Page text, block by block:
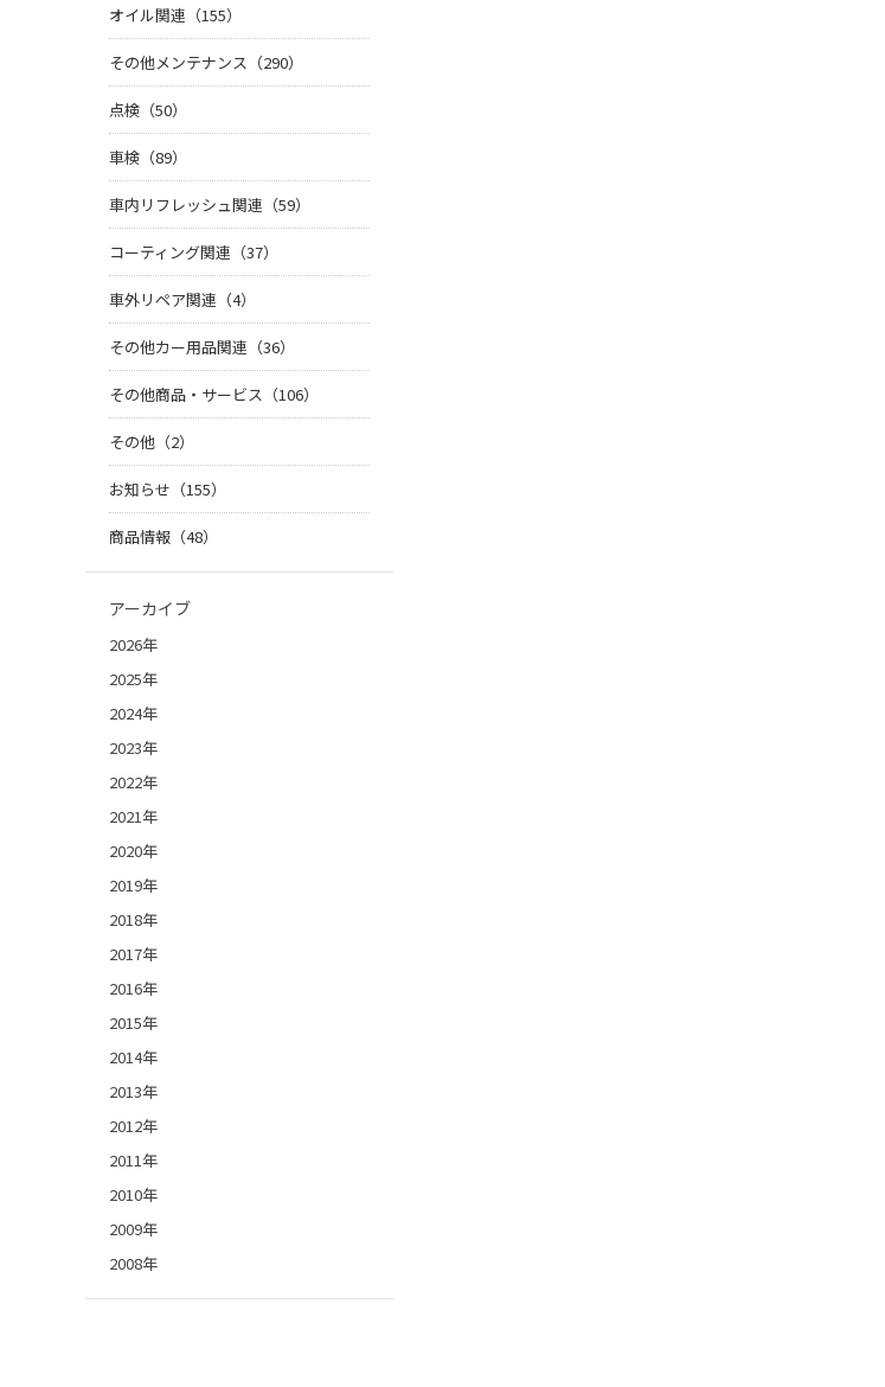
オイル関連（155）
その他メンテナンス（290）
点検（50）
車検（89）
車内リフレッシュ関連（59）
コーティング関連（37）
車外リペア関連（4）
その他カー用品関連（36）
その他商品・サービス（106）
その他（2）
お知らせ（155）
商品情報（48）
アーカイブ
2026年
2025年
2024年
2023年
2022年
2021年
2020年
2019年
2018年
2017年
2016年
2015年
2014年
2013年
2012年
2011年
2010年
2009年
2008年